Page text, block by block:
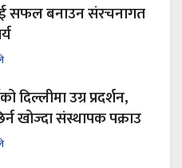
सफल बनाउन संरचनागत
दिल्लीमा उग्र प्रदर्शन,
खोज्दा संस्थापक पक्राउ